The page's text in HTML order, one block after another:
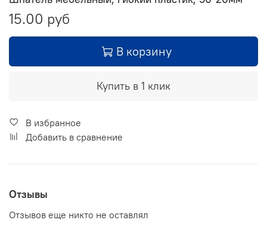
15.00 руб
В корзину
Купить в 1 клик
В избранное
Добавить в сравнение
Отзывы
Отзывов еще никто не оставлял